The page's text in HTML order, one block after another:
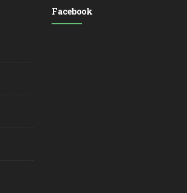
Facebook